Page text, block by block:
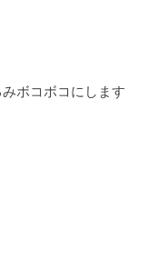
ボコボコにします